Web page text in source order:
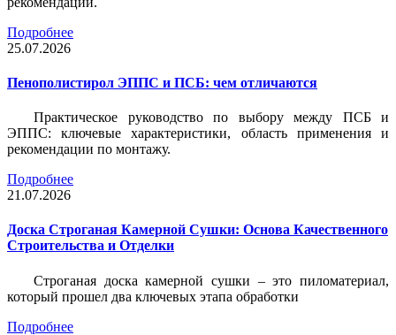
Подробнее
25.07.2026
Пенополистирол ЭППС и ПСБ: чем отличаются
Практическое руководство по выбору между ПСБ и
ЭППС: ключевые характеристики, область применения и
рекомендации по монтажу.
Подробнее
21.07.2026
Доска Строганая Камерной Сушки: Основа Качественного
Строительства и Отделки
Строганая доска камерной сушки – это пиломатериал,
который прошел два ключевых этапа обработки
Подробнее